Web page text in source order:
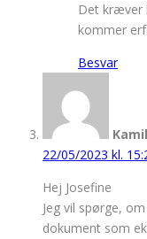
Det kræver
kommer
Besvar
22/05/2023 kl.
Hej Josefine
Jeg vil spørge,
dokument som